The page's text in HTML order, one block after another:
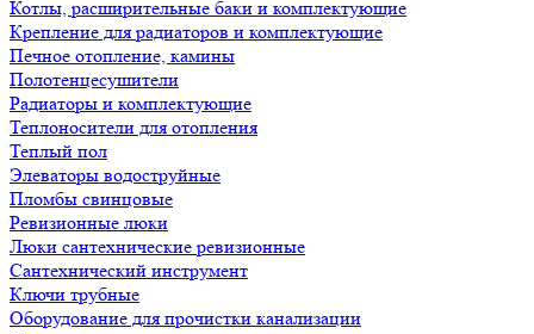
Котлы, расширительные баки и комплектующие
Крепление для радиаторов и комплектующие
Печное отопление, камины
Полотенцесушители
Радиаторы и комплектующие
Теплоносители для отопления
Теплый пол
Элеваторы водоструйные
Пломбы свинцовые
Ревизионные люки
Люки сантехнические ревизионные
Сантехнический инструмент
Ключи трубные
Оборудование для прочистки канализации